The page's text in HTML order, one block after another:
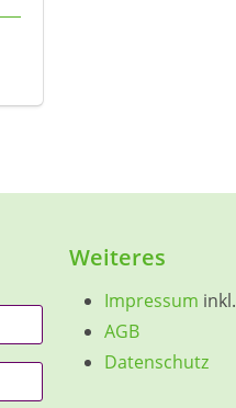
Weiteres
Impressum inkl.
AGB
Datenschutz